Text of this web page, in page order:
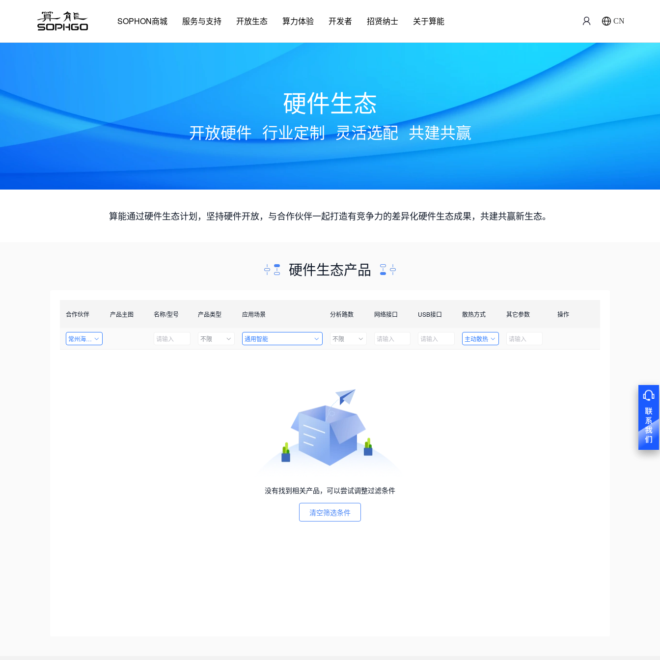
SOPHON商城 服务与支持 开放生态 算力体验 开发者 招贤纳士 关于算能 CN
硬件生态
开放硬件 行业定制 灵活选配 共建共赢
算能通过硬件生态计划，坚持硬件开放，与合作伙伴一起打造有竞争力的差异化硬件生态成果，共建共赢新生态。
硬件生态产品
合作伙伴 产品主图 名称/型号 产品类型 应用场景 分析路数 网络接口 USB接口 散热方式 其它参数 操作
常州海图电子科技有限公司 不限 通用智能 不限 主动散热
没有找到相关产品，可以尝试调整过滤条件
清空筛选条件